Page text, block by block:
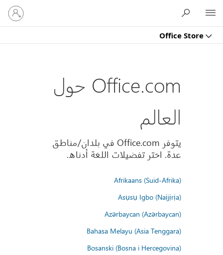
Office Store
تسجيل
الدخول
إلى
Office.com حول
العالم
يتوفر Office.com في بلدان/مناطق
عدة. اختر تفضيلات اللغة أدناه.
Afrikaans (Suid-Afrika)
Asụsụ Igbo (Naịjịrịa)
Azərbaycan (Azərbaycan)
Bahasa Melayu (Asia Tenggara)
Bosanski (Bosna i Hercegovina)